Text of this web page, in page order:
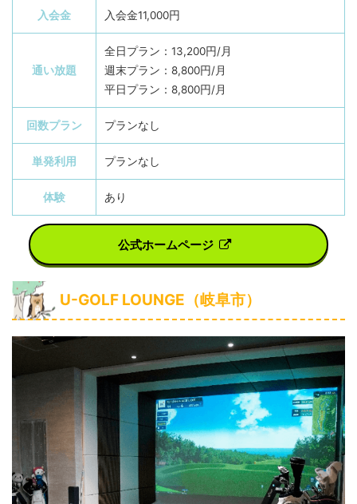
入会金 入会金11,000円
通い放題
全日プラン：13,200円/月
週末プラン：8,800円/月
平日プラン：8,800円/月
回数プラン プランなし
単発利用 プランなし
体験 あり
公式ホームページ
U-GOLF LOUNGE（岐阜市）